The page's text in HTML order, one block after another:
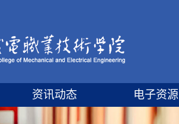
资讯动态 电子资源